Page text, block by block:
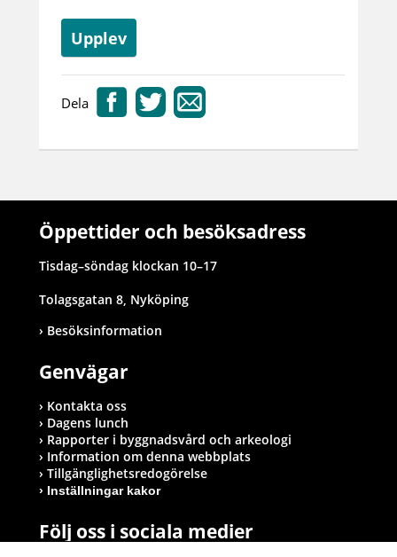
Upplev
Dela
Öppettider och besöksadress
Tisdag–söndag klockan 10–17
Tolagsgatan 8, Nyköping
Besöksinformation
Genvägar
Kontakta oss
Dagens lunch
Rapporter i byggnadsvård och arkeologi
Information om denna webbplats
Tillgänglighetsredogörelse
Inställningar kakor
Följ oss i sociala medier